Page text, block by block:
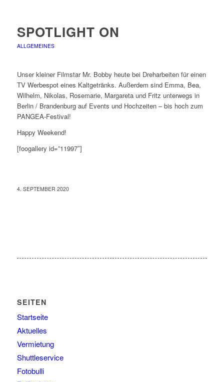
SPOTLIGHT ON
ALLGEMEINES
Unser kleiner Filmstar Mr. Bobby heute bei Dreharbeiten für einen
TV Werbespot eines Kaltgetränks. Außerdem sind Emma, Bea,
Wilhelm, Nikolas, Rosemarie, Margareta und Fritz unterwegs in
Berlin / Brandenburg auf Events und Hochzeiten – bis hoch zum
PANGEA-Festival!
Happy Weekend!
[foogallery id=”11997″]
4. SEPTEMBER 2020
SEITEN
Startseite
Aktuelles
Vermietung
Shuttleservice
Fotobulli